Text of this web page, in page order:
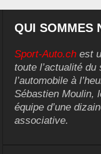
QUI SOMMES
Sport-Auto.ch est
toute l’actualité
l’automobile à
Sébastien Moulin,
équipe d’une
associative.